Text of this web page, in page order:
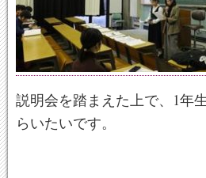
説明会を踏まえた上で、1年
らいたいです。